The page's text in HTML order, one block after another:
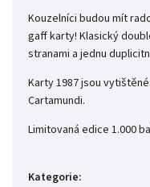
Kouzelníci budou mít
gaff karty! Klasický
stranami a jednu
Karty 1987 jsou
Cartamundi.
Limitovaná edice 1.000
Kategorie: